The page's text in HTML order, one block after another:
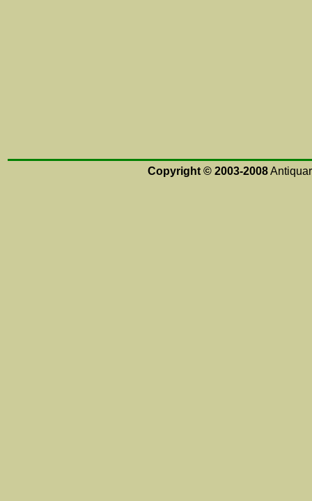
Copyright © 2003-2008